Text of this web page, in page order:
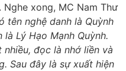
Nghe xong, MC Nam Thư
tên nghệ danh là Quỳnh
Lý Hạo Mạnh Quỳnh.
đọc là nhớ liền và
Sau đây là sự xuất hiện